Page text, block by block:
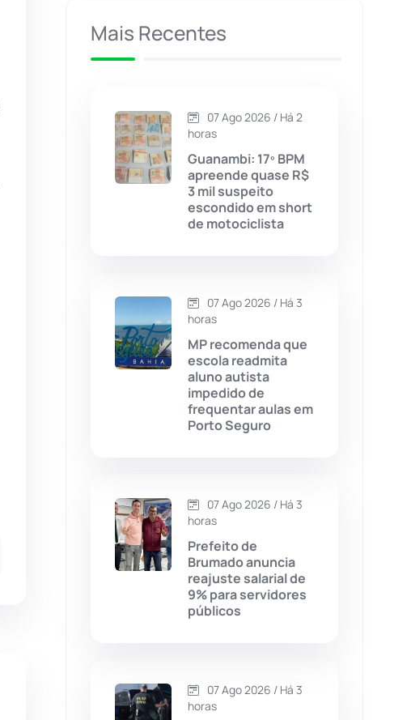
Caculé
Caetité (1504)
Candiba (157)
Cândido Sales (121)
Caturama
Chapada Diamantina
Cordeiros
Dom Basílio
(1235)
Érico Cardoso
Mais Recentes
07 Ago 2026 / Há 2
horas
Guanambi: 17º BPM
apreende quase R$
3 mil suspeito
escondido em short
de motociclista
07 Ago 2026 / Há 3
horas
MP recomenda que
escola readmita
aluno autista
impedido de
frequentar aulas em
Porto Seguro
07 Ago 2026 / Há 3
horas
Prefeito de
Brumado anuncia
reajuste salarial de
9% para servidores
públicos
07 Ago 2026 / Há 3
horas